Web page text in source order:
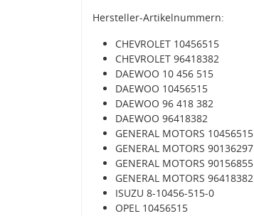
Hersteller-Artikelnummern:
CHEVROLET 10456515
CHEVROLET 96418382
DAEWOO 10 456 515
DAEWOO 10456515
DAEWOO 96 418 382
DAEWOO 96418382
GENERAL MOTORS 10456515
GENERAL MOTORS 90136297
GENERAL MOTORS 90156855
GENERAL MOTORS 96418382
ISUZU 8-10456-515-0
OPEL 10456515